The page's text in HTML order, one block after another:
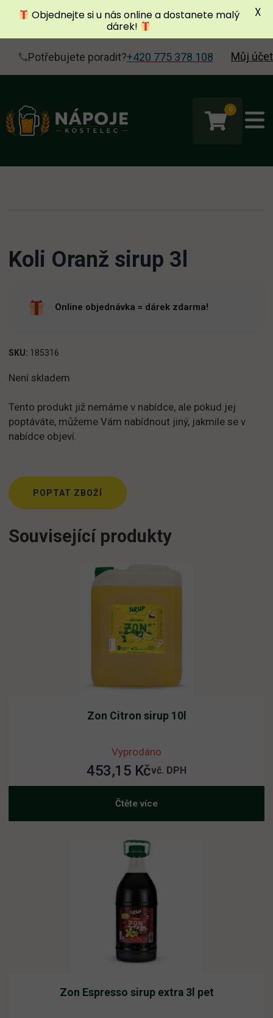
Potřebujete poradit?+420 775 378 108 Můj účet
0
Koli Oranž sirup 3l
Online objednávka = dárek zdarma!
SKU: 185316
Není skladem
Tento produkt již nemáme v nabídce, ale pokud jej
poptáváte, můžeme Vám nabídnout jiný, jakmile se v
nabídce objeví.
POPTAT ZBOŽÍ
Související produkty
Zon Citron sirup 10l
Vyprodáno
453,15 Kčvč. DPH
Čtěte více
Zon Espresso sirup extra 3l pet
Objednejte si u nás online a dostanete malý
dárek!
X